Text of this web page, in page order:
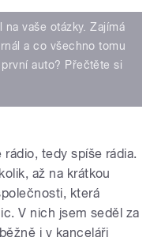
vaše otázky. Zajímá
a co všechno tomu
auto? Přečtěte si
tedy spíše rádia.
až na krátkou
která
V nich jsem seděl za
i v kanceláři